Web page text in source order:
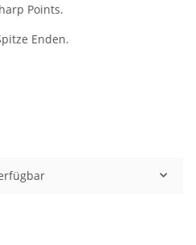
Points.
Enden.